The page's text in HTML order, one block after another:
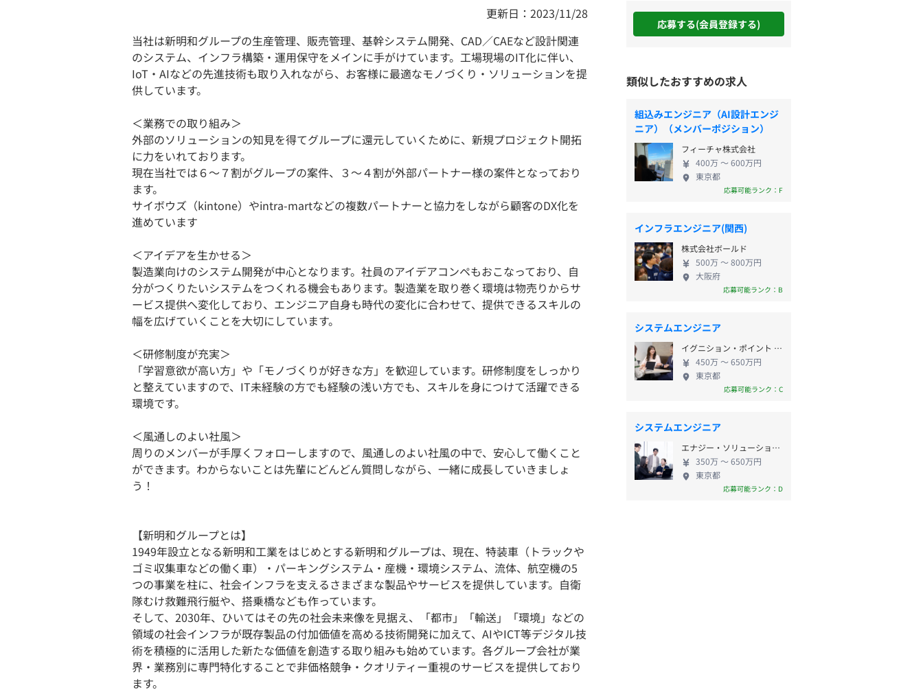
更新日：2023/11/28
当社は新明和グループの生産管理、販売管理、基幹システム開発、CAD／CAEなど設計関連
のシステム、インフラ構築・運用保守をメインに手がけています。工場現場のIT化に伴い、
IoT・AIなどの先進技術も取り入れながら、お客様に最適なモノづくり・ソリューションを提
供しています。
＜業務での取り組み＞
外部のソリューションの知見を得てグループに還元していくために、新規プロジェクト開拓
に力をいれております。
現在当社では６～７割がグループの案件、３～４割が外部パートナー様の案件となっており
ます。
サイボウズ（kintone）やintra-martなどの複数パートナーと協力をしながら顧客のDX化を
進めています
＜アイデアを生かせる＞
製造業向けのシステム開発が中心となります。社員のアイデアコンペもおこなっており、自
分がつくりたいシステムをつくれる機会もあります。製造業を取り巻く環境は物売りからサ
ービス提供へ変化しており、エンジニア自身も時代の変化に合わせて、提供できるスキルの
幅を広げていくことを大切にしています。
＜研修制度が充実＞
「学習意欲が高い方」や「モノづくりが好きな方」を歓迎しています。研修制度をしっかり
と整えていますので、IT未経験の方でも経験の浅い方でも、スキルを身につけて活躍できる
環境です。
＜風通しのよい社風＞
周りのメンバーが手厚くフォローしますので、風通しのよい社風の中で、安心して働くこと
ができます。わからないことは先輩にどんどん質問しながら、一緒に成長していきましょ
う！
【新明和グループとは】
1949年設立となる新明和工業をはじめとする新明和グループは、現在、特装車（トラックや
ゴミ収集車などの働く車）・パーキングシステム・産機・環境システム、流体、航空機の5
つの事業を柱に、社会インフラを支えるさまざまな製品やサービスを提供しています。自衛
隊むけ救難飛行艇や、搭乗橋なども作っています。
そして、2030年、ひいてはその先の社会未来像を見据え、「都市」「輸送」「環境」などの
領域の社会インフラが既存製品の付加価値を高める技術開発に加えて、AIやICT等デジタル技
術を積極的に活用した新たな価値を創造する取り組みも始めています。各グループ会社が業
界・業務別に専門特化することで非価格競争・クオリティー重視のサービスを提供しており
ます。
応募する(会員登録する)
類似したおすすめの求人
組込みエンジニア（AI設計エンジ
ニア）（メンバーポジション）
フィーチャ株式会社
400万 〜 600万円
東京都
応募可能ランク：F
インフラエンジニア(関西)
株式会社ボールド
500万 〜 800万円
大阪府
応募可能ランク：B
システムエンジニア
イグニション・ポイント フォース株式会社
450万 〜 650万円
東京都
応募可能ランク：C
システムエンジニア
エナジー・ソリューションズ株式会社
350万 〜 650万円
東京都
応募可能ランク：D